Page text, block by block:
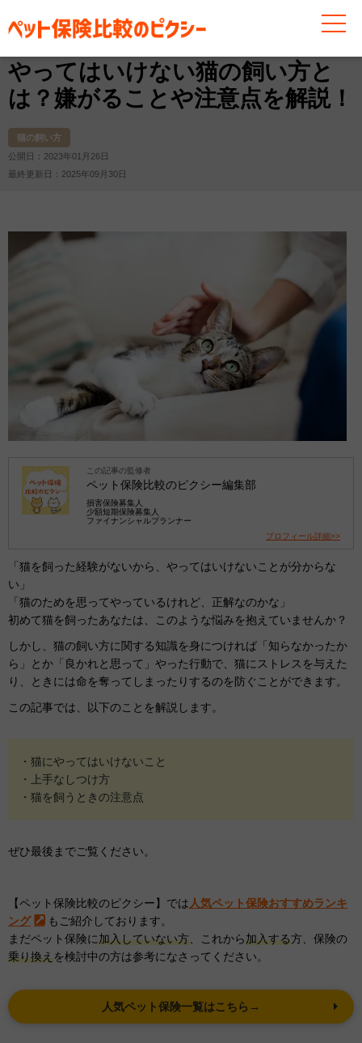
お役立ち情報 猫 猫の飼い方 やってはいけない猫
やってはいけない猫の飼い方と
は？嫌がることや注意点を解説！
猫の飼い方
公開日：2023年01月26日
最終更新日：2025年09月30日
この記事の監修者
ペット保険比較のピクシー編集部
損害保険募集人
少額短期保険募集人
ファイナンシャルプランナー
プロフィール詳細>>
「猫を飼った経験がないから、やってはいけないことが分からな
い」
「猫のためを思ってやっているけれど、正解なのかな」
初めて猫を飼ったあなたは、このような悩みを抱えていませんか？
しかし、猫の飼い方に関する知識を身につければ「知らなかったか
ら」とか「良かれと思って」やった行動で、猫にストレスを与えた
り、ときには命を奪ってしまったりするのを防ぐことができます。
この記事では、以下のことを解説します。
・猫にやってはいけないこと
・上手なしつけ方
・猫を飼うときの注意点
ぜひ最後までご覧ください。
【ペット保険比較のピクシー】では人気ペット保険おすすめランキ
ング
もご紹介しております。
まだペット保険に加入していない方、これから加入する方、保険の
乗り換えを検討中の方は参考になさってください。
人気ペット保険一覧はこちら→